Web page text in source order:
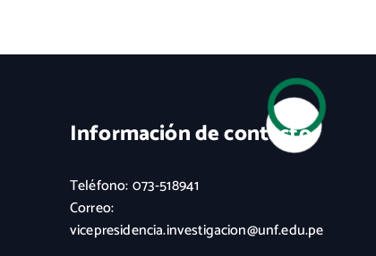
Información de contacto
Teléfono: 073-518941
Correo:
vicepresidencia.investigacion@unf.edu.pe